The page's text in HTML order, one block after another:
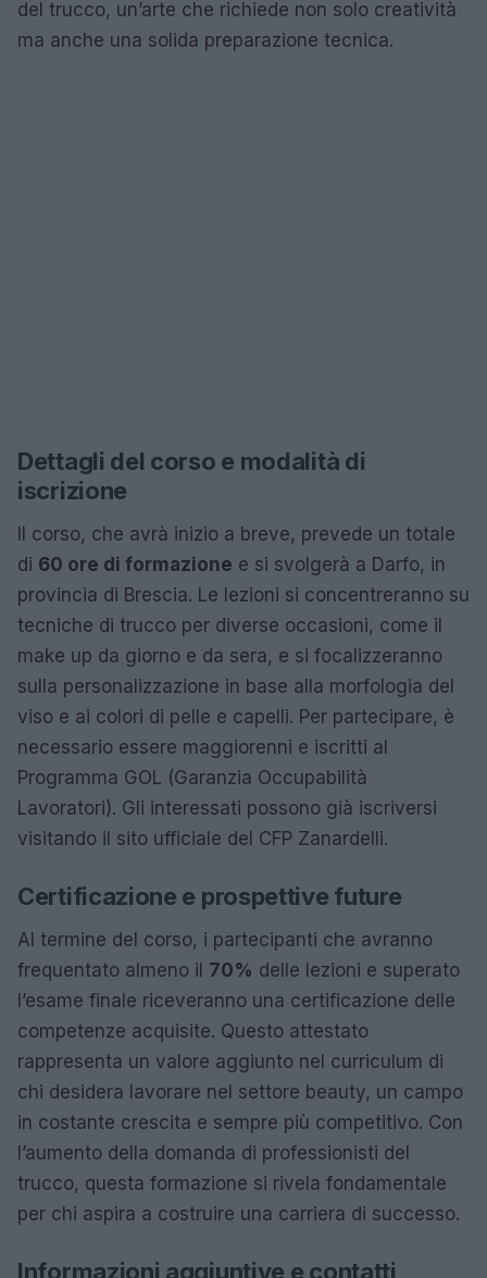
del trucco, un’arte che richiede non solo creatività
ma anche una solida preparazione tecnica.
Dettagli del corso e modalità di
iscrizione
Il corso, che avrà inizio a breve, prevede un totale
di 60 ore di formazione e si svolgerà a Darfo, in
provincia di Brescia. Le lezioni si concentreranno su
tecniche di trucco per diverse occasioni, come il
make up da giorno e da sera, e si focalizzeranno
sulla personalizzazione in base alla morfologia del
viso e ai colori di pelle e capelli. Per partecipare, è
necessario essere maggiorenni e iscritti al
Programma GOL (Garanzia Occupabilità
Lavoratori). Gli interessati possono già iscriversi
visitando il sito ufficiale del CFP Zanardelli.
Certificazione e prospettive future
Al termine del corso, i partecipanti che avranno
frequentato almeno il 70% delle lezioni e superato
l’esame finale riceveranno una certificazione delle
competenze acquisite. Questo attestato
rappresenta un valore aggiunto nel curriculum di
chi desidera lavorare nel settore beauty, un campo
in costante crescita e sempre più competitivo. Con
l’aumento della domanda di professionisti del
trucco, questa formazione si rivela fondamentale
per chi aspira a costruire una carriera di successo.
Informazioni aggiuntive e contatti